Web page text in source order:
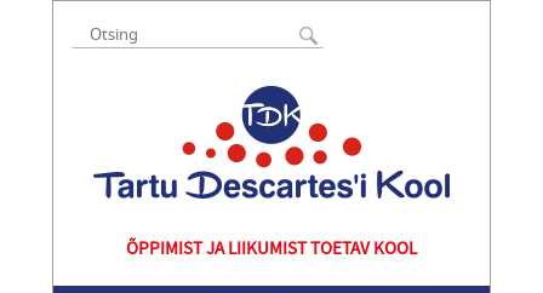
ÕPPIMIST JA LIIKUMIST TOETAV KOOL